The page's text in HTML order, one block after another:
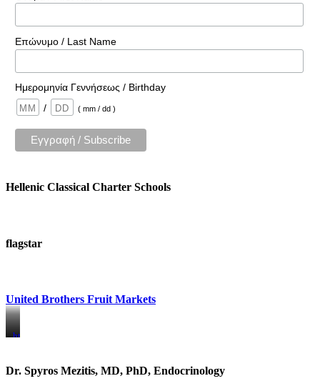
Επώνυμο / Last Name
Ημερομηνία Γεννήσεως / Birthday
/
( mm / dd )
Hellenic Classical Charter Schools
flagstar
United Brothers Fruit Markets
https://www.unitedbrothersfruitmarkets.com/
https://www.unitedbrothersfruitmarkets.com/
Dr. Spyros Mezitis, MD, PhD, Endocrinology